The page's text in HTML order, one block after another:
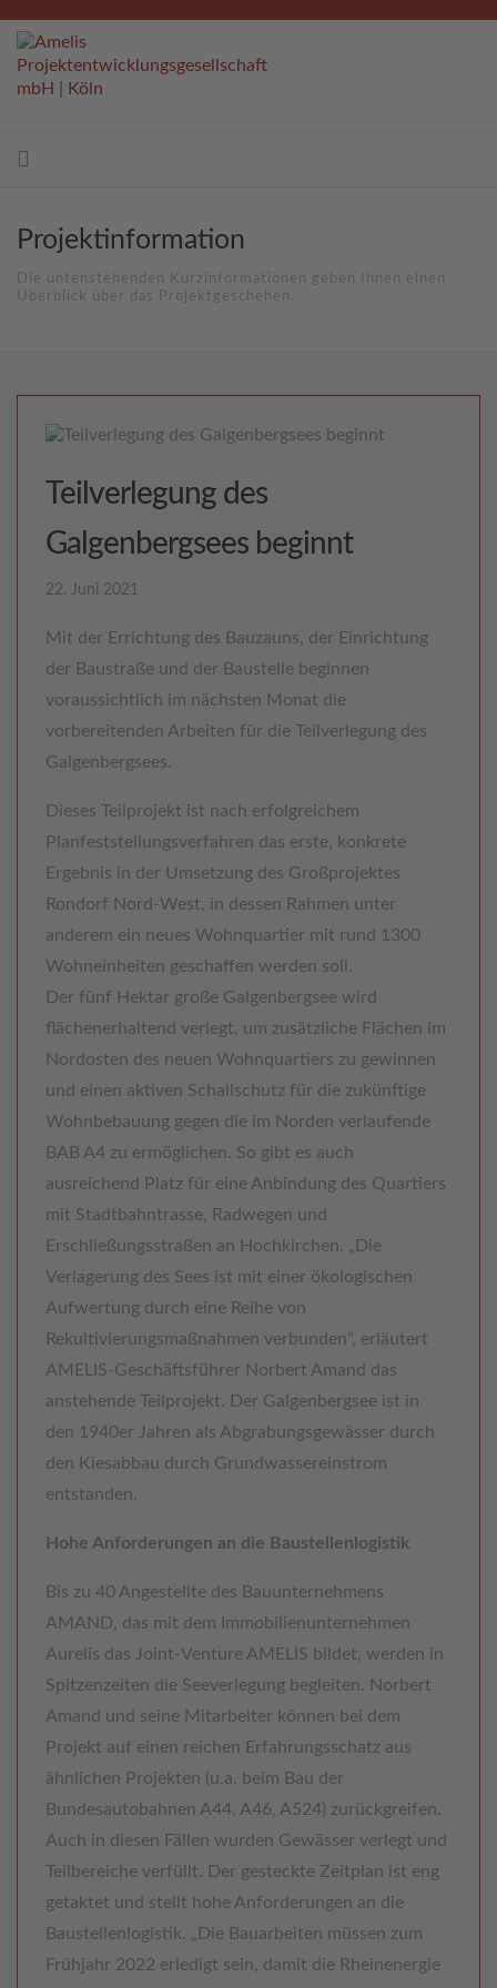
Projektinformation
Die untenstehenden Kurzinformationen geben Ihnen einen
Überblick über das Projektgeschehen.
Teilverlegung des
Galgenbergsees beginnt
22. Juni 2021
Mit der Errichtung des Bauzauns, der Einrichtung
der Baustraße und der Baustelle beginnen
voraussichtlich im nächsten Monat die
vorbereitenden Arbeiten für die Teilverlegung des
Galgenbergsees.
Dieses Teilprojekt ist nach erfolgreichem
Planfeststellungsverfahren das erste, konkrete
Ergebnis in der Umsetzung des Großprojektes
Rondorf Nord-West, in dessen Rahmen unter
anderem ein neues Wohnquartier mit rund 1300
Wohneinheiten geschaffen werden soll.
Der fünf Hektar große Galgenbergsee wird
flächenerhaltend verlegt, um zusätzliche Flächen im
Nordosten des neuen Wohnquartiers zu gewinnen
und einen aktiven Schallschutz für die zukünftige
Wohnbebauung gegen die im Norden verlaufende
BAB A4 zu ermöglichen. So gibt es auch
ausreichend Platz für eine Anbindung des Quartiers
mit Stadtbahntrasse, Radwegen und
Erschließungsstraßen an Hochkirchen. „Die
Verlagerung des Sees ist mit einer ökologischen
Aufwertung durch eine Reihe von
Rekultivierungsmaßnahmen verbunden“, erläutert
AMELIS-Geschäftsführer Norbert Amand das
anstehende Teilprojekt. Der Galgenbergsee ist in
den 1940er Jahren als Abgrabungsgewässer durch
den Kiesabbau durch Grundwassereinstrom
entstanden.
Hohe Anforderungen an die Baustellenlogistik
Bis zu 40 Angestellte des Bauunternehmens
AMAND, das mit dem Immobilienunternehmen
Aurelis das Joint-Venture AMELIS bildet, werden in
Spitzenzeiten die Seeverlegung begleiten. Norbert
Amand und seine Mitarbeiter können bei dem
Projekt auf einen reichen Erfahrungsschatz aus
ähnlichen Projekten (u.a. beim Bau der
Bundesautobahnen A44, A46, A524) zurückgreifen.
Auch in diesen Fällen wurden Gewässer verlegt und
Teilbereiche verfüllt. Der gesteckte Zeitplan ist eng
getaktet und stellt hohe Anforderungen an die
Baustellenlogistik. „Die Bauarbeiten müssen zum
Frühjahr 2022 erledigt sein, damit die Rheinenergie